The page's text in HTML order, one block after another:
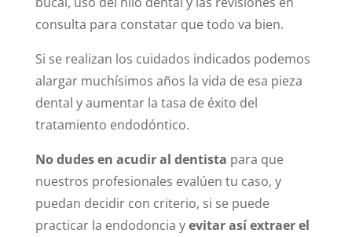
consulta para constatar que todo va bien.
Si se realizan los cuidados indicados podemos
alargar muchísimos años la vida de esa pieza
dental y aumentar la tasa de éxito del
tratamiento endodóntico.
No dudes en acudir al dentista para que
nuestros profesionales evalúen tu caso, y
puedan decidir con criterio, si se puede
practicar la endodoncia yevitar así extraer el